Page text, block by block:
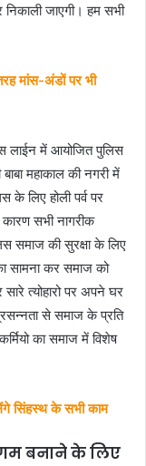
जाएगी। हम सभी
मांस-अंडों पर भी
लाईन में आयोजित पुलिस
महाकाल की नगरी में
के लिए होली पर्व पर
सभी नागरीक
समाज की सुरक्षा के लिए
सामना कर समाज को
त्योहारो पर अपने घर
से समाज के प्रति
का समाज में विशेष
सिंहस्थ के सभी काम
बनाने के लिए